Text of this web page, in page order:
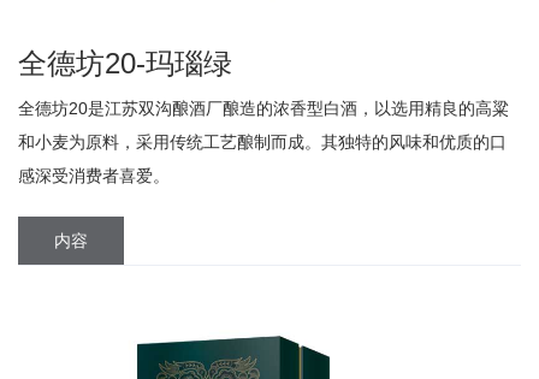
全德坊20-玛瑙绿
全德坊20是江苏双沟酿酒厂酿造的浓香型白酒，以选用精良的高粱
和小麦为原料，采用传统工艺酿制而成。其独特的风味和优质的口
感深受消费者喜爱。
内容